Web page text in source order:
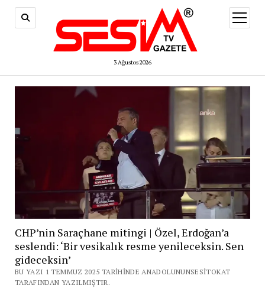
3 Ağustos 2026
aç
CHP’nin Saraçhane mitingi | Özel, Erdoğan’a
seslendi: ‘Bir vesikalık resme yenileceksin. Sen
gideceksin’
BU YAZI 1 TEMMUZ 2025 TARIHINDE ANADOLUNUNSESITOKAT
TARAFINDAN YAZILMIŞTIR.